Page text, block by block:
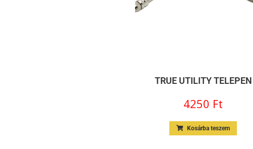
TRUE UTILITY TELEPEN
4250 Ft
Kosárba teszem